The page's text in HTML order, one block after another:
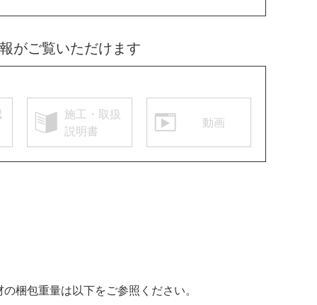
がご覧いただけます
施工・取扱
説明書
動画
梱包重量は以下をご参照ください。